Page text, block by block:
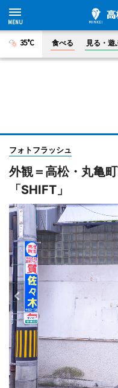
35°C 食べる 見る・遊
フォトフラッシュ
外観＝高松・丸亀
「SHIFT」